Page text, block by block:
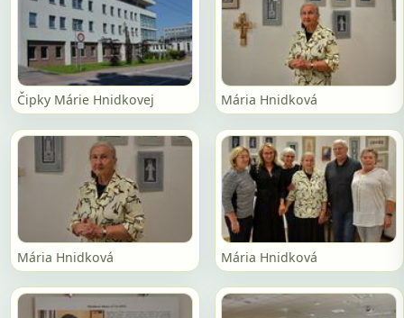
Čipky Márie Hnidkovej Mária Hnidková
Mária Hnidková Mária Hnidková